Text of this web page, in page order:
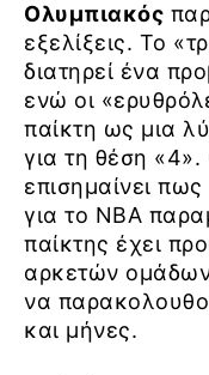
Ολυμπιακός
εξελίξεις. Το
διατηρεί ένα
ενώ οι
παίκτη ως μια
για τη θέση
επισημαίνει
για το NBA
παίκτης έχει
αρκετών
να
και μήνες.